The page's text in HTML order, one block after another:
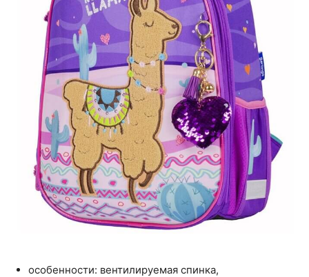
особенности: вентилируемая спинка,